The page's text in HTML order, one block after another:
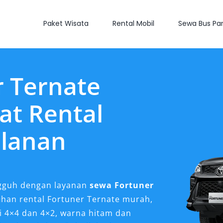
Paket Wisata Rental Mobil Sewa Bus
Ternate
Rental
dengan layanansewa Fortuner
rental Fortuner Ternate murah,
dan 4×2, warna hitam dan